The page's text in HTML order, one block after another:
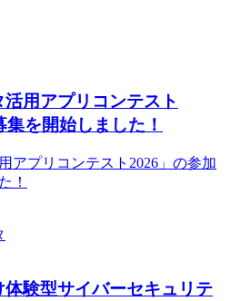
活用アプリコンテスト
を開始しました！
アプリコンテスト2026」の参加
！
験型サイバーセキュリテ